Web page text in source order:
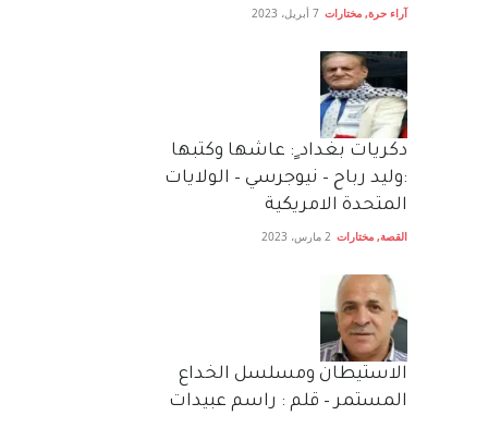
آراء حرة, مختارات 7 أبريل، 2023
دكريات بغداد ٍ: عاشها وكتبها
:وليد رباح – نيوجرسي – الولايات
المتحدة الامريكية
القصة, مختارات 2 مارس، 2023
الاستيطان ومسلسل الخداع
المستمر – قلم : راسم عبيدات